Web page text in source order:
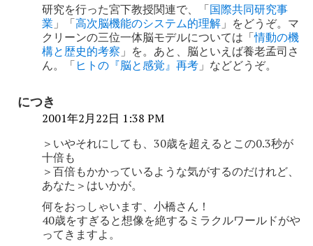
研究を行った宮下教授関連で、「国際共同研究事
業 」「高次脳機能のシステム的理解 」をどうぞ。マ
クリーンの三位一体脳モデルについては「情動の機
構と歴史的考察 」を。あと、脳といえば養老孟司さ
ん。「ヒトの『脳と感覚』再考 」などどうぞ。
につき
2001年2月22日 1:38 PM
＞いやそれにしても、30歳を超えるとこの0.3秒が
十倍も
＞百倍もかかっているような気がするのだけれど、
あなた＞はいかが。
何をおっしゃいます、小橋さん！
40歳をすぎると想像を絶するミラクルワールドがや
ってきますよ。